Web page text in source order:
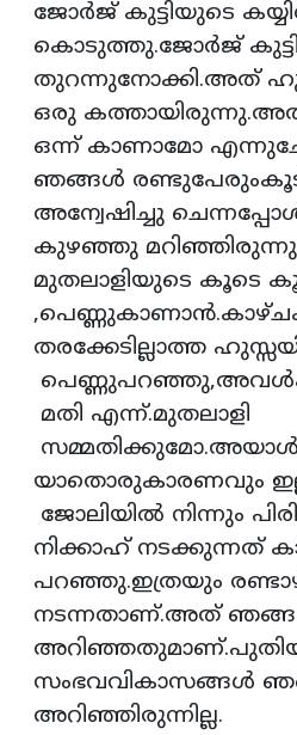
ജോർജ് കുട്ടിയുടെ
കൊടുത്തു.ജോർജ്
തുറന്നുനോക്കി.അത്
ഒരു
ഒന്ന് കാണാമോ
ഞങ്ങൾ
അന്വേഷിച്ചു
കുഴഞ്ഞു
മുതലാളിയുടെ കൂടെ
തരക്കേടില്ലാത്ത
മതി എന്ന്.മുതലാളി
സമ്മതിക്കുമോ.അയാൾ
യാതൊരുകാരണവും
ജോലിയിൽ നിന്നും
നിക്കാഹ് നടക്കുന്നത്
പറഞ്ഞു.ഇത്രയും
നടന്നതാണ്.അത്
സംഭവവികാസങ്ങൾ
അറിഞ്ഞിരുന്നില്ല.